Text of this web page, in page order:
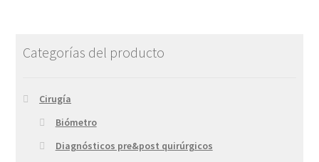
Categorías del producto
Cirugía
Biómetro
Diagnósticos pre&post quirúrgicos